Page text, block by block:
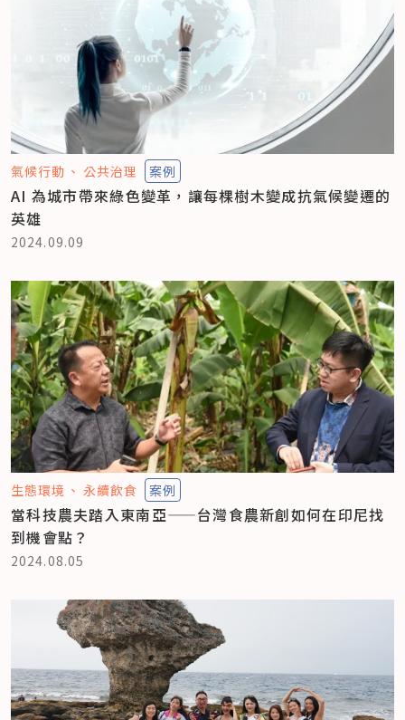
氣候行動 公共治理 案例
AI 為城市帶來綠色變革，讓每棵樹木變成抗氣候變遷的
英雄
2024.09.09
生態環境 永續飲食 案例
當科技農夫踏入東南亞——台灣食農新創如何在印尼找
到機會點？
2024.08.05